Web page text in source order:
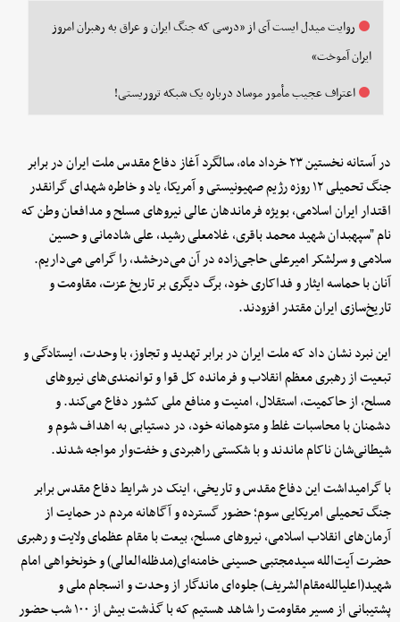
روایت میدل ایست آی از «درسی که جنگ ایران و عراق به رهبران امروز
ایران آموخت» ‌
اعتراف عجیب مأمور موساد درباره یک شبکه تروریستی!
در آستانه نخستین ۲۳ خرداد ماه، سالگرد آغاز دفاع مقدس ملت ایران در برابر
جنگ تحمیلی ۱۲ روزه رژیم صهیونیستی و آمریکا، یاد و خاطره شهدای گرانقدر
اقتدار ایران اسلامی، بویژه فرماندهان عالی نیروهای مسلح و مدافعان وطن که
نام "سپهبدان شهید محمد باقری، غلامعلی رشید، علی شادمانی و حسین
سلامی و سرلشکر امیرعلی حاجی‌زاده در آن می‌درخشد، را گرامی می‌داریم.
آنان با حماسه ایثار و فداکاری خود، برگ دیگری بر تاریخ عزت، مقاومت و
تاریخ‌سازی ایران مقتدر افزودند.
این نبرد نشان داد که ملت ایران در برابر تهدید و تجاوز، با وحدت، ایستادگی و
تبعیت از رهبری معظم انقلاب و فرمانده کل قوا و توانمندی‌های نیروهای
مسلح، از حاکمیت، استقلال، امنیت و منافع ملی کشور دفاع می‌کند. و
دشمنان با محاسبات غلط و متوهمانه خود، در دستیابی به اهداف شوم و
شیطانی‌شان ناکام ماندند و با شکستی راهبردی و خفت‌وار مواجه شدند.
با گرامیداشت این دفاع مقدس و تاریخی، اینک در شرایط دفاع مقدس برابر
جنگ تحمیلی امریکایی سوم؛ حضور گسترده و آگاهانه مردم در حمایت از
آرمان‌های انقلاب اسلامی، نیروهای مسلح، بیعت با مقام عظمای ولایت و رهبری
حضرت آیت‌الله سیدمجتبی حسینی خامنه‌ای(مدظله‌العالی) و خونخواهی امام
شهید(اعلیالله‌مقام‌الشریف) جلوه‌ای ماندگار از وحدت و انسجام ملی و
پشتیبانی از مسیر مقاومت را شاهد هستیم که با گذشت بیش از ۱۰۰ شب حضور